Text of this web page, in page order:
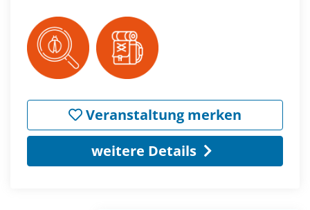
Veranstaltung merken
weitere Details